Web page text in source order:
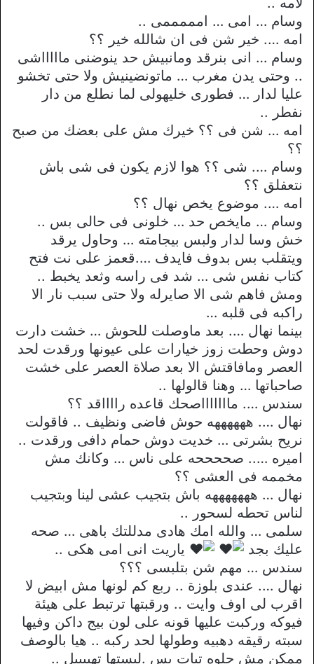
وسام … امى … امممممى ..
امه …. خير شن فى ان شالله خير ؟؟
وسام … انى بنرقد ومانبيش حد ينوضنى ماااااشى
.. وحتى يدن مغرب … ماتونضينيش ولا حتى تخشو
عليا لدار … فطورى خليهولى لما نطلع من دار
نفطر ..
امه … شن فى ؟؟ خيرك مش على بعضك من صبح
؟؟
وسام …. شى ؟؟ هوا لازم يكون فى شى باش
نتعفلق ؟؟
امه …. موضوع يخص نهال ؟؟
وسام … مايخص حد … خلونى فى حالى بس ..
خش وسا لدار ولبس بيجامته … وحاول يرقد
ويتقلب بس بدوف فايدف ….قعمز على نت فتح
كتاب نفس شى … شد فى راسه وثعد يخبط ..
ومش فاهم شى الا صايرله ولا حتى سبب نار الا
راكبه فى قلبه …
بينما نهال …. بعد ماوصلت للحوش … خشت دارت
دوش وحطت زوز خيارات على عيونها ورقدت لحد
العصر ومافاقتش الا بعد صلاة العصر على خشت
صاحباتها … وهنا قالولها ..
سندس …. ماااااااصحك قاعده رااااقد ؟؟
نهال …. ههههههه حوش فاضى ونظيف .. فاقولت
نريح بشرتى … خديت دوش حمام دافى ورقدت ..
اميره ….. صححححه على ناس … وكانك مش
مخممه فى العشى ؟؟
نهال … هههههههه باش بتجيب عشى لينا وبتجيب
لناس تحطه لسحور ..
سلمى … والله امك هادى مدللتك باهى … صحه
عليك بجد
ياريت انى امى هكى ..
سندس … مهم شن بتلبسى ؟؟؟
نهال …. عندى بلوزة .. ربع كم لونها مش ابيض لا
اقرب لى اوف وايت .. ورقبتها ترتبط على هيئة
فيوكه وركبت عليها قونه على لون بيج داكن وفيها
سبته رقيقه دهبيه وطولها لحد ركبه .. هيا بالوصف
ممكن مش حلوه تبات بس .لبستها تهببببل ..